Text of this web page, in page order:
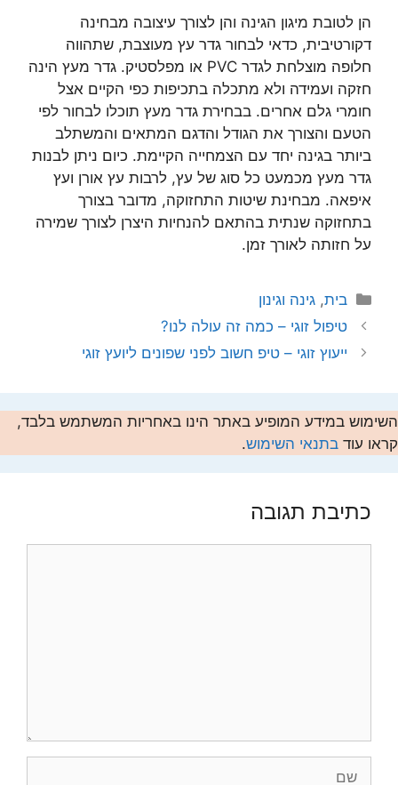
הן לטובת מיגון הגינה והן לצורך עיצובה מבחינה
דקורטיבית, כדאי לבחור גדר עץ מעוצבת, שתהווה
חלופה מוצלחת לגדר PVC או מפלסטיק. גדר מעץ הינה
חזקה ועמידה ולא מתכלה בתכיפות כפי הקיים אצל
חומרי גלם אחרים. בבחירת גדר מעץ תוכלו לבחור לפי
הטעם והצורך את הגודל והדגם המתאים והמשתלב
ביותר בגינה יחד עם הצמחייה הקיימת. כיום ניתן לבנות
גדר מעץ מכמעט כל סוג של עץ, לרבות עץ אורן ועץ
איפאה. מבחינת שיטות התחזוקה, מדובר בצורך
בתחזוקה שנתית בהתאם להנחיות היצרן לצורך שמירה
על חזותה לאורך זמן.
קטגוריות
בית,גינה וגינון
טיפול זוגי – כמה זה עולה לנו?
ייעוץ זוגי – טיפ חשוב לפני שפונים ליועץ זוגי
השימוש במידע המופיע באתר הינו באחריות המשתמש בלבד,
קראו עוד בתנאי השימוש.
כתיבת תגובה